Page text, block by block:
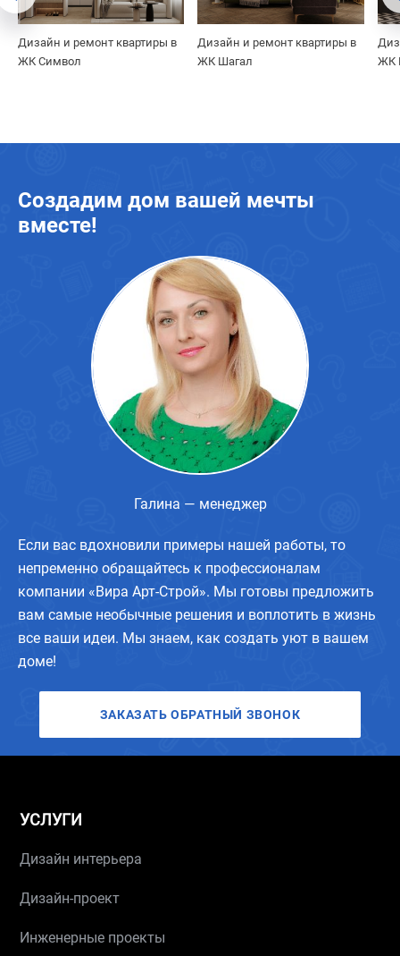
Дизайн и ремонт квартиры в
ЖК Символ
Дизайн и ремонт квартиры в
ЖК Шагал
ЖК
Создадим дом вашей мечты
вместе!
Если вас вдохновили примеры нашей работы, то
непременно обращайтесь к профессионалам
компании «Вира Арт-Строй». Мы готовы предложить
вам самые необычные решения и воплотить в жизнь
все ваши идеи. Мы знаем, как создать уют в вашем
доме!
ЗАКАЗАТЬ ОБРАТНЫЙ ЗВОНОК
Галина — менеджер
УСЛУГИ
Дизайн интерьера
Дизайн-проект
Инженерные проекты